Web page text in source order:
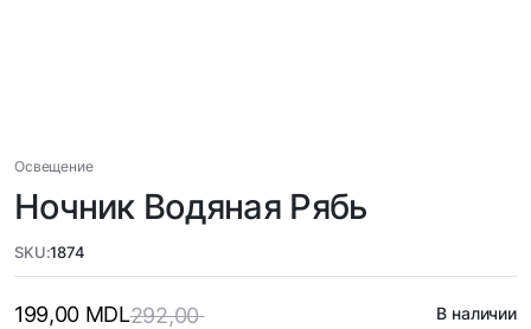
Освещение
Ночник Водяная Рябь
SKU:1874
292,00
199,00 MDL В наличии